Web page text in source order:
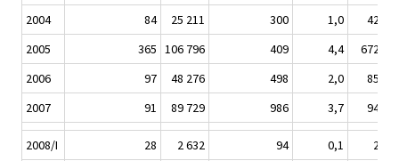
2004
84 25 211 300 1,0
42
2005
365 106 796 409 4,4
672
2006
97 48 276 498 2,0
85
2007
91 89 729 986 3,7 94
2008/I 28 2 632 94 0,1
2